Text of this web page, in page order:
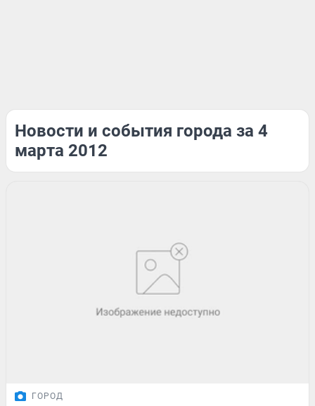
Новости и события города за 4
марта 2012
ГОРОД